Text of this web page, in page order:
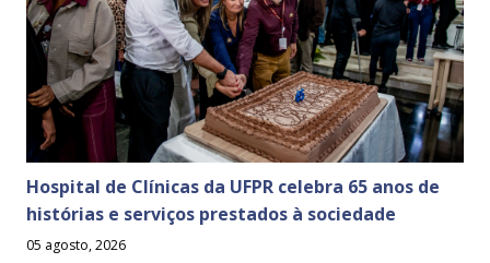
Hospital de Clínicas da UFPR celebra 65 anos de
histórias e serviços prestados à sociedade
05 agosto, 2026